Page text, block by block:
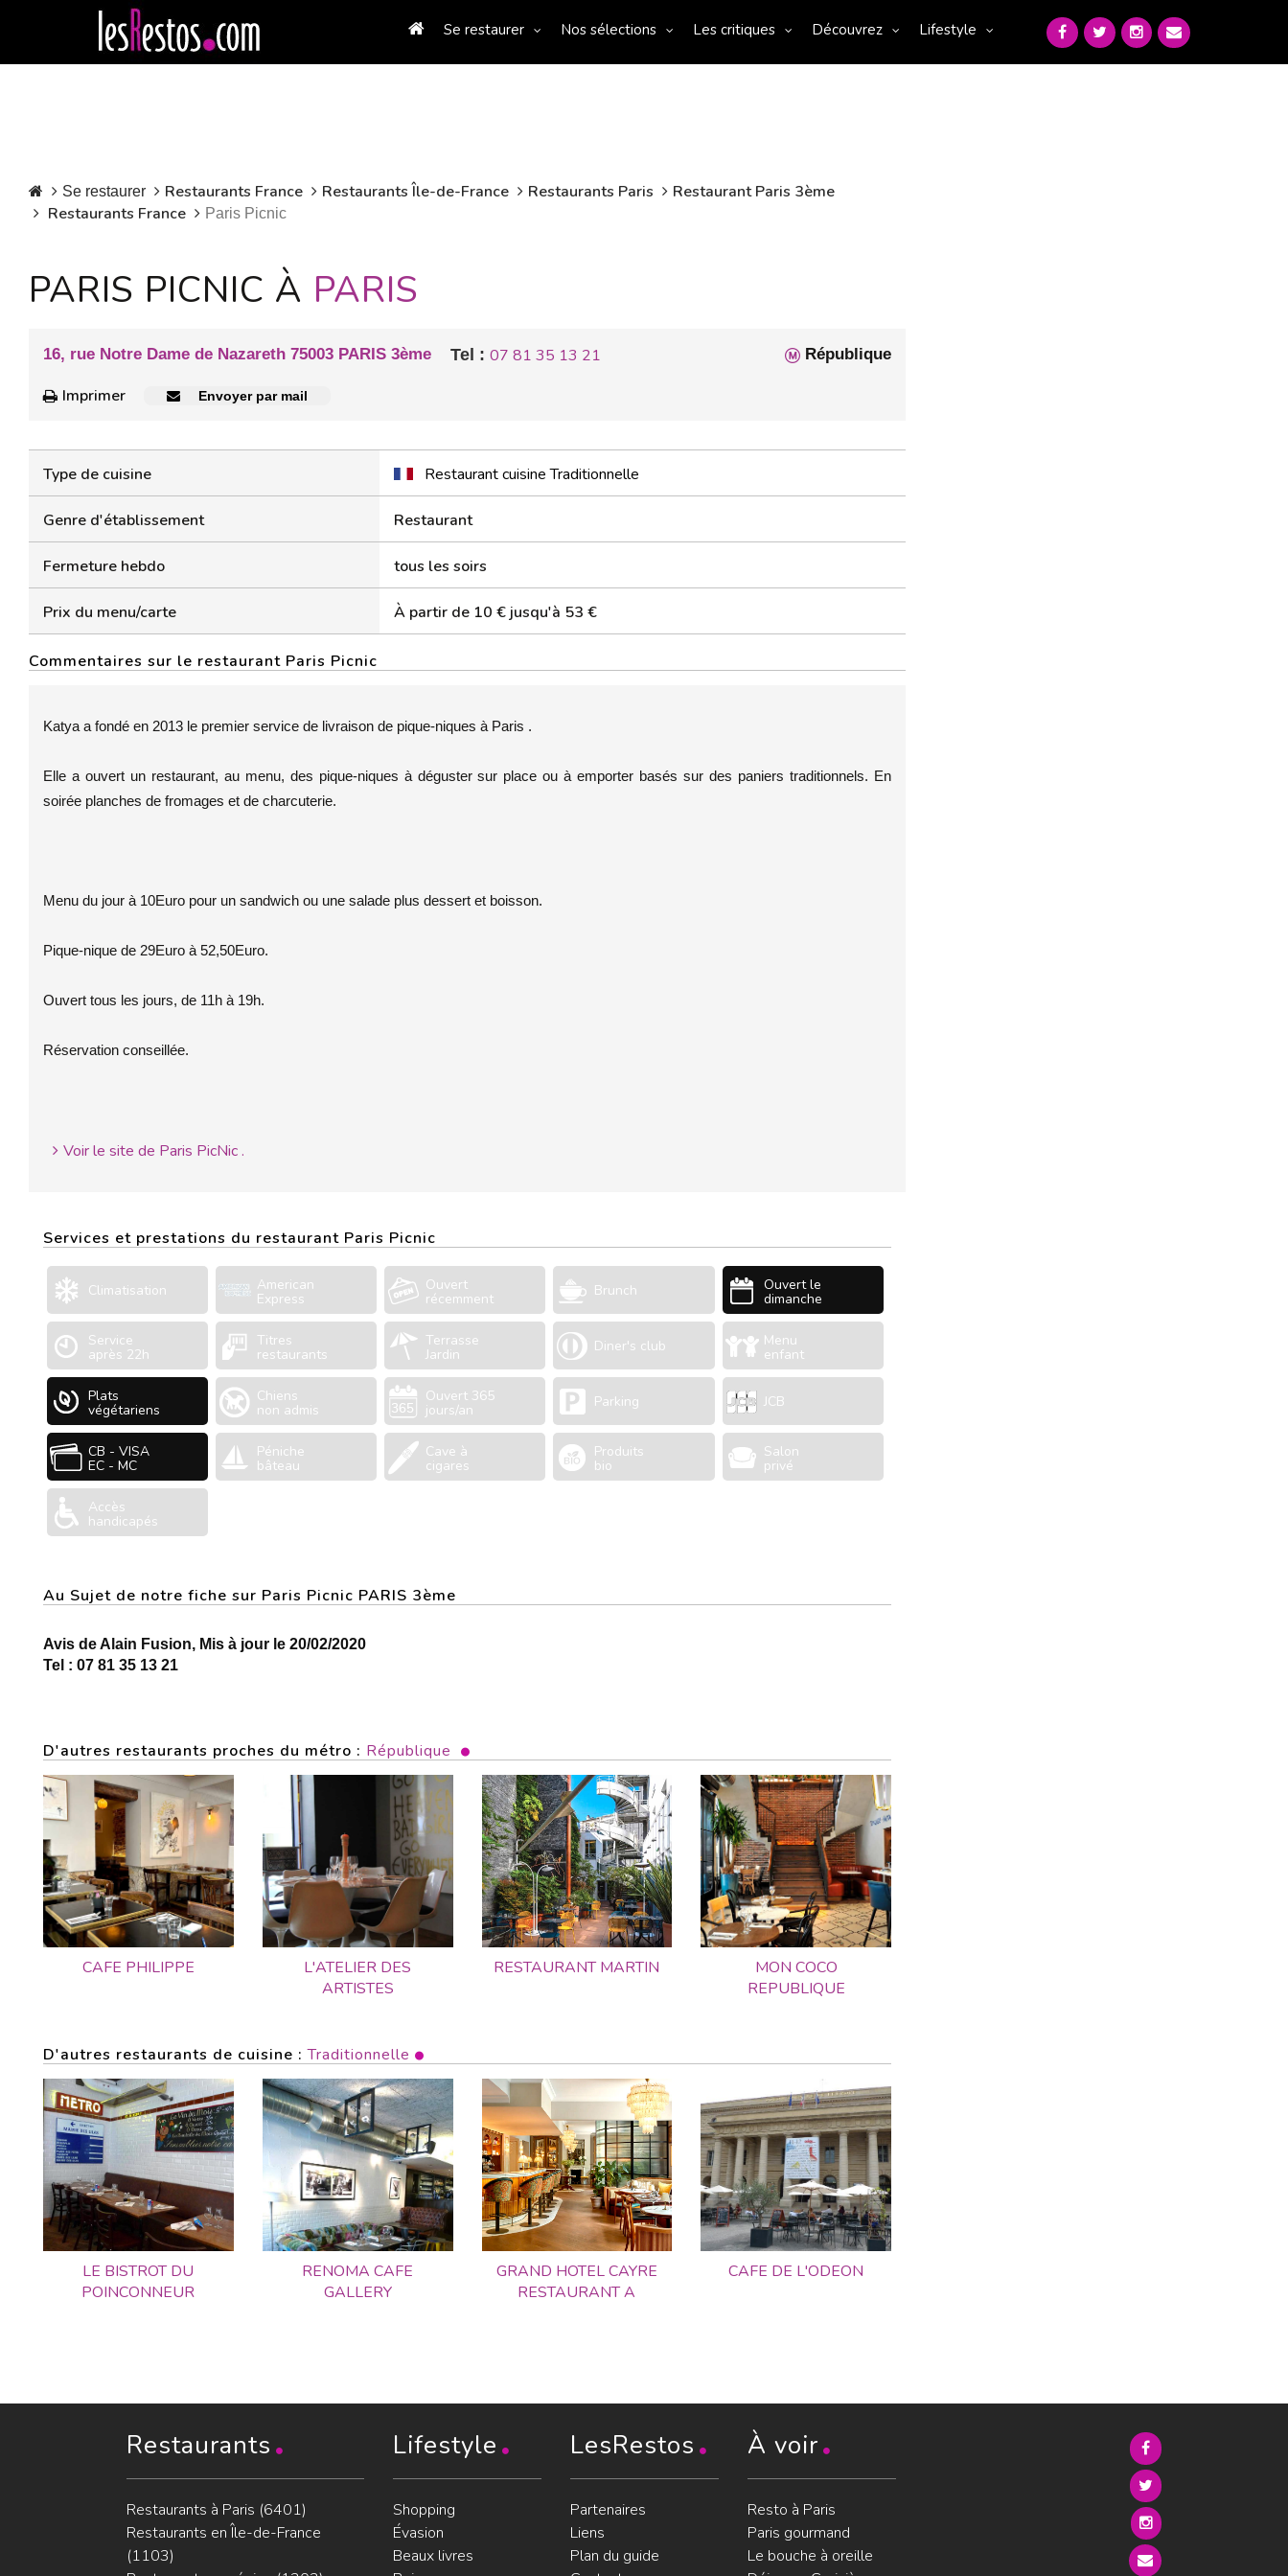
Se restaurer Nos sélections Les critiques Découvrez Lifestyle
Se restaurer Restaurants France Restaurants Île-de-France Restaurants Paris
Restaurant Paris 3ème
Restaurants France
Paris Picnic
PARIS PICNIC À PARIS
16, rue Notre Dame de Nazareth 75003 PARIS 3ème République
Tel : 07 81 35 13 21
Imprimer
Envoyer par mail
Type de cuisine Restaurant cuisine Traditionnelle
Genre d'établissement Restaurant
Fermeture hebdo tous les soirs
Prix du menu/carte À partir de 10 € jusqu'à 53 €
Commentaires sur le restaurant Paris Picnic
Katya a fondé en 2013 le premier service de livraison de pique-niques à Paris .
Elle a ouvert un restaurant, au menu, des pique-niques à déguster sur place ou à emporter basés sur des paniers traditionnels. En
soirée planches de fromages et de charcuterie.
Menu du jour à 10Euro pour un sandwich ou une salade plus dessert et boisson.
Pique-nique de 29Euro à 52,50Euro.
Ouvert tous les jours, de 11h à 19h.
Réservation conseillée.
Voir le site de Paris PicNic .
Services et prestations du restaurant Paris Picnic
Climatisation American
Express
Ouvert
récemment Brunch Ouvert le
dimanche
Service
après 22h
Titres
restaurants
Terrasse
Jardin Diner's club Menu
enfant
Plats
végétariens
Chiens
non admis
Ouvert 365
jours/an Parking JCB
CB - VISA
EC - MC
Péniche
bâteau
Cave à
cigares
Produits
bio
Salon
privé
Accès
handicapés
Au Sujet de notre fiche sur Paris Picnic PARIS 3ème
Avis de Alain Fusion, Mis à jour le 20/02/2020
Tel : 07 81 35 13 21
D'autres restaurants proches du métro : République
CAFE PHILIPPE
L'ATELIER DES
ARTISTES
RESTAURANT MARTIN
MON COCO
REPUBLIQUE
D'autres restaurants de cuisine :Traditionnelle
LE BISTROT DU
POINCONNEUR
RENOMA CAFE
GALLERY
GRAND HOTEL CAYRE
RESTAURANT A
CAFE DE L'ODEON
Restaurants
Restaurants à Paris (6401)
Restaurants en Île-de-France
(1103)
Lifestyle
Shopping
Évasion
Beaux livres
LesRestos
Partenaires
Liens
Plan du guide
À voir
Resto à Paris
Paris gourmand
Le bouche à oreille